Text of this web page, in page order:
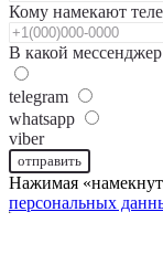
Кому намекают
В какой
telegram
whatsapp
viber
отправить
Нажимая
персональных